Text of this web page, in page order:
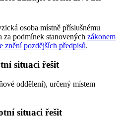
osoba místně příslušnému
za podmínek stanovených zákonem
znění pozdějších předpisů.
situaci řešit
oddělení), určený místem
situaci řešit